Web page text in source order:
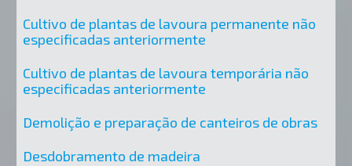
Cultivo de plantas de lavoura permanente não
especificadas anteriormente
Cultivo de plantas de lavoura temporária não
especificadas anteriormente
Demolição e preparação de canteiros de obras
Desdobramento de madeira